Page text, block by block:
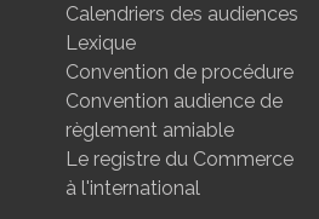
Calendriers des audiences
Lexique
Convention de procédure
Convention audience de
règlement amiable
Le registre du Commerce
à l'international